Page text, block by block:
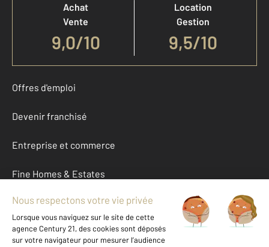
Achat
Vente
9,0/10
Location
Gestion
9,5/10
Offres d'emploi
Devenir franchisé
Entreprise et commerce
Fine Homes & Estates
À propos
International